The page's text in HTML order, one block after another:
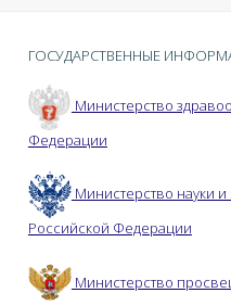
ГОСУДАРСТВЕННЫЕ
Министерство
Федерации
Министерство науки
Российской Федерации
Министерство